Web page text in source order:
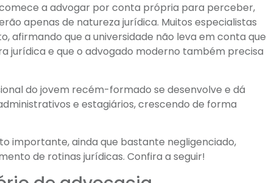
a advogar por conta própria para perceber,
apenas de natureza jurídica. Muitos especialistas
afirmando que a universidade não leva em conta que
jurídica e que o advogado moderno também precisa
do jovem recém-formado se desenvolve e dá
e estagiários, crescendo de forma
importante, ainda que bastante negligenciado,
de rotinas jurídicas. Confira a seguir!